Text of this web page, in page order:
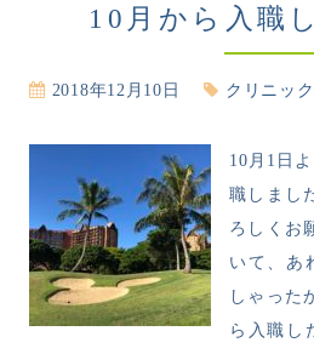
10月から入職
2018年12月10日 クリニッ
10月1日
職しまし
ろしくお
いて、あ
しゃった
ら入職し